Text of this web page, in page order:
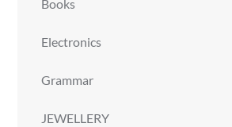
Books
Electronics
Grammar
JEWELLERY